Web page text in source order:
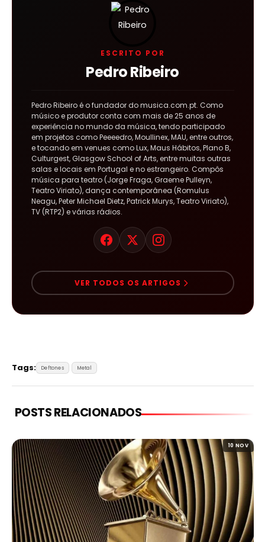
ESCRITO POR
Pedro Ribeiro
Pedro Ribeiro é o fundador do musica.com.pt. Como
músico e produtor conta com mais de 25 anos de
experiência no mundo da música, tendo participado
em projetos como Peeeedro, Moullinex, MAU, entre outros,
e tocando em venues como Lux, Maus Hábitos, Plano B,
Culturgest, Glasgow School of Arts, entre muitas outras
salas e locais em Portugal e no estrangeiro. Compôs
música para teatro (Jorge Fraga, Graeme Pulleyn,
Teatro Viriato), dança contemporânea (Romulus
Neagu, Peter Michael Dietz, Patrick Murys, Teatro Viriato),
TV (RTP2) e várias rádios.
VER TODOS OS ARTIGOS
Tags: Deftones Metal
POSTS RELACIONADOS
10 NOV